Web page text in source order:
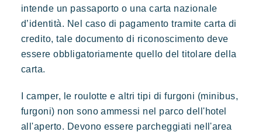
intende un passaporto o una carta nazionale
d’identità. Nel caso di pagamento tramite carta di
credito, tale documento di riconoscimento deve
essere obbligatoriamente quello del titolare della
carta.
I camper, le roulotte e altri tipi di furgoni (minibus,
furgoni) non sono ammessi nel parco dell'hotel
all'aperto. Devono essere parcheggiati nell'area